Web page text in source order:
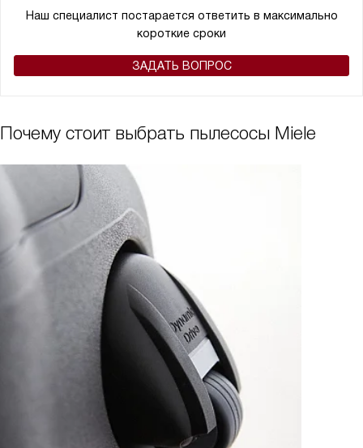
Наш специалист постарается ответить в максимально
короткие сроки
ЗАДАТЬ ВОПРОС
Почему стоит выбрать пылесосы Miele